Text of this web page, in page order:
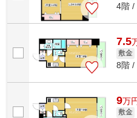
4階 /
7.5
敷金
8階 /
9万
敷金